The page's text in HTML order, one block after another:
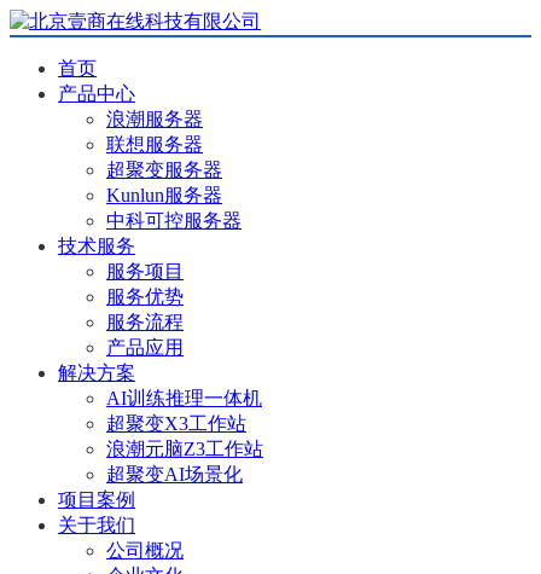
首页
产品中心
浪潮服务器
联想服务器
超聚变服务器
Kunlun服务器
中科可控服务器
技术服务
服务项目
服务优势
服务流程
产品应用
解决方案
AI训练推理一体机
超聚变X3工作站
浪潮元脑Z3工作站
超聚变AI场景化
项目案例
关于我们
公司概况